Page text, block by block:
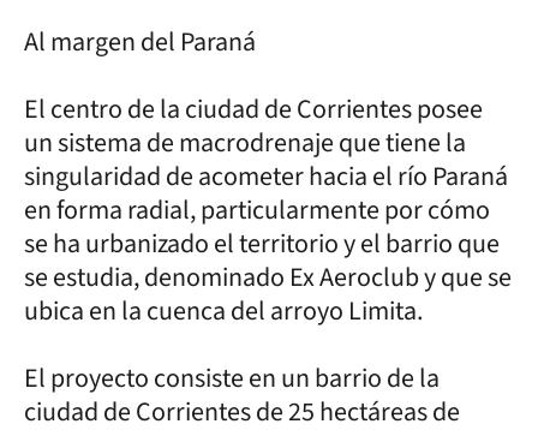
Al margen del Paraná
El centro de la ciudad de Corrientes posee
un sistema de macrodrenaje que tiene la
singularidad de acometer hacia el río Paraná
en forma radial, particularmente por cómo
se ha urbanizado el territorio y el barrio que
se estudia, denominado Ex Aeroclub y que se
ubica en la cuenca del arroyo Limita.
El proyecto consiste en un barrio de la
ciudad de Corrientes de 25 hectáreas de